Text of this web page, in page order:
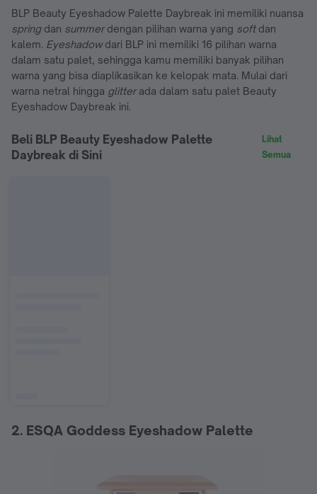
BLP Beauty Eyeshadow Palette Daybreak ini memiliki nuansa
springdan summerdengan pilihan warna yang softdan
kalem. Eyeshadowdari BLP ini memiliki 16 pilihan warna
dalam satu palet, sehingga kamu memiliki banyak pilihan
warna yang bisa diaplikasikan ke kelopak mata. Mulai dari
warna netral hingga glitterada dalam satu palet Beauty
Eyeshadow Daybreak ini.
Beli BLP Beauty Eyeshadow Palette
Daybreak di Sini
Lihat
Semua
2. ESQA Goddess Eyeshadow Palette